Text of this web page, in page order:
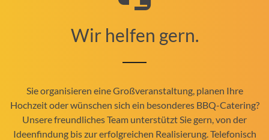
Wir helfen gern.
Sie organisieren eine Großveranstaltung, planen Ihre
Hochzeit oder wünschen sich ein besonderes BBQ-Catering?
Unsere freundliches Team unterstützt Sie gern, von der
Ideenfindung bis zur erfolgreichen Realisierung. Telefonisch